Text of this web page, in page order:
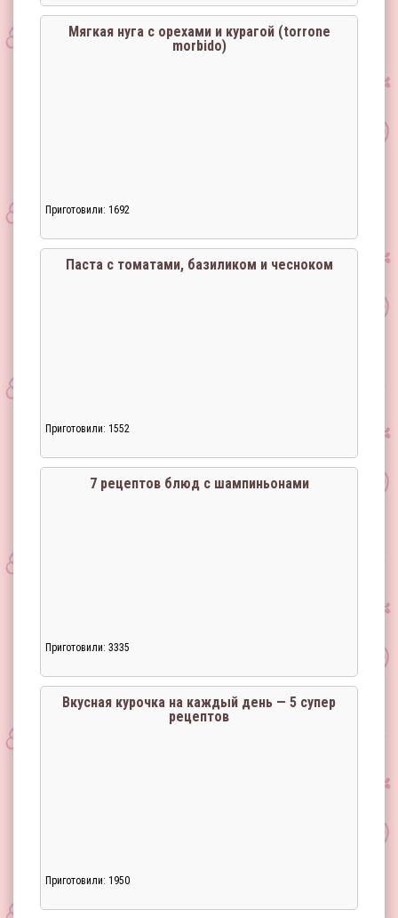
Мягкая нуга с орехами и курагой (torrone
morbido)
Приготовили: 1692
Паста с томатами, базиликом и чесноком
Приготовили: 1552
7 рецептов блюд с шампиньонами
Приготовили: 3335
Вкусная курочка на каждый день — 5 супер
рецептов
Приготовили: 1950